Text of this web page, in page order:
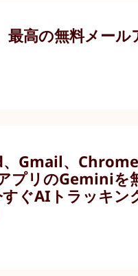
最高の無料メール
Gmail、Chrome
プリのGeminiを
ぐAIトラッキン